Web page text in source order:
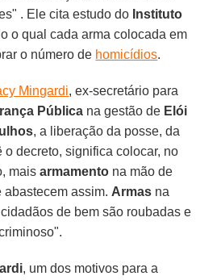
. Ele cita estudo do Instituto
o qual cada arma colocada em
o número de homicídios.
Mingardi, ex-secretário para
Pública na gestão de Elói
, a liberação da posse, da
o decreto, significa colocar, no
maisarmamento na mão de
assim. Armas na
de bem são roubadas e
, um dos motivos para a